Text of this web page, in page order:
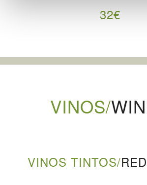
32€
VINOS/
VINOS TINTOS/